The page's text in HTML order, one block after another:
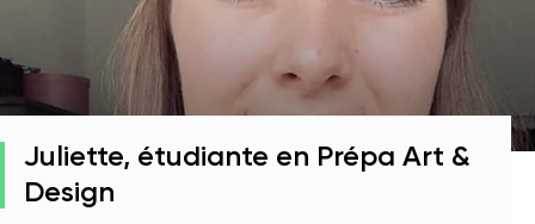
Juliette, étudiante en Prépa Art &
Design